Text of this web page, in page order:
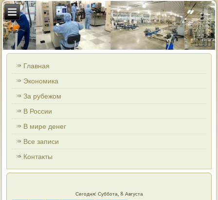
Главная
Экономика
За рубежом
В России
В мире денег
Все записи
Контакты
Сегодня: Суббота, 8 Августа